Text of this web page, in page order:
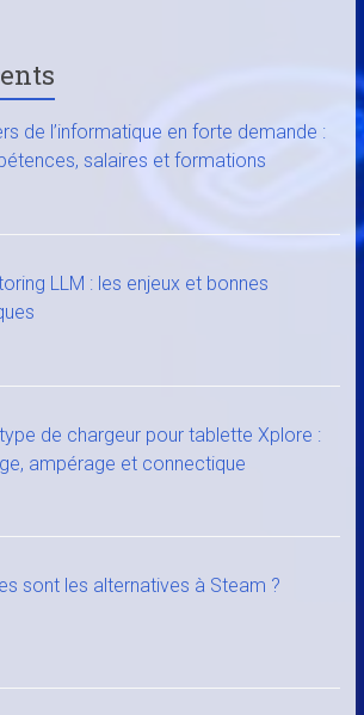
de l’informatique en forte demande :
salaires et formations
LLM : les enjeux et bonnes
de chargeur pour tablette Xplore :
ampérage et connectique
sont les alternatives à Steam ?